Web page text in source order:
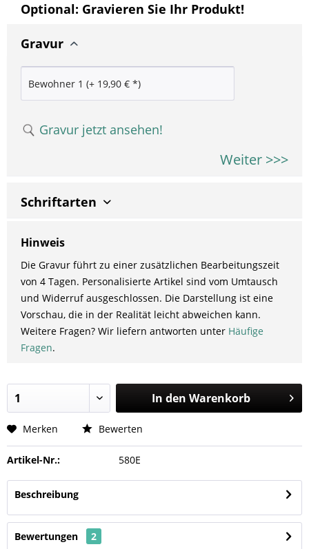
Optional: Gravieren Sie Ihr Produkt!
Gravur
Gravur jetzt ansehen!
Weiter >>>
Schriftarten
Hinweis
Die Gravur führt zu einer zusätzlichen Bearbeitungszeit
von 4 Tagen. Personalisierte Artikel sind vom Umtausch
und Widerruf ausgeschlossen. Die Darstellung ist eine
Vorschau, die in der Realität leicht abweichen kann.
Weitere Fragen? Wir liefern antworten unter Häufige
Fragen.
In den Warenkorb
Merken Bewerten
Artikel-Nr.: 580E
Beschreibung
Bewertungen
2